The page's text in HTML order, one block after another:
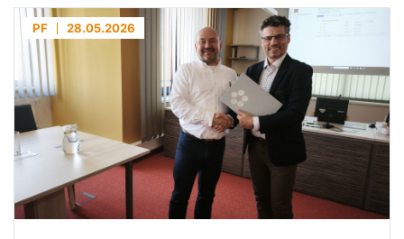
PF 28.05.2026